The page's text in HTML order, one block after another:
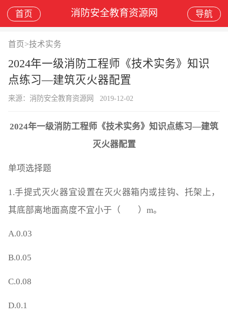
首页 消防安全教育资源网 导航
首页 >技术实务
2024年一级消防工程师《技术实务》知识
点练习—建筑灭火器配置
来源：消防安全教育资源网 2019-12-02
2024年一级消防工程师《技术实务》知识点练习—建筑
灭火器配置
单项选择题
1.手提式灭火器宜设置在灭火器箱内或挂钩、托架上，
其底部离地面高度不宜小于（ ）m。
A.0.03
B.0.05
C.0.08
D.0.1